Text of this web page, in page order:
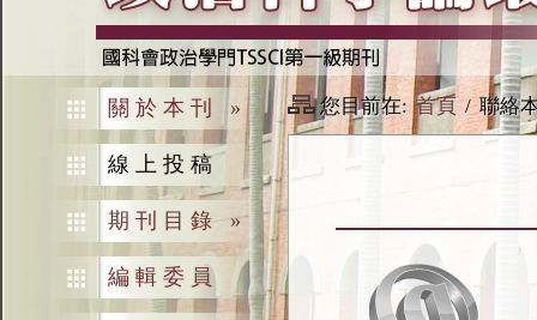
關於本刊 »
線上投稿
期刊目錄 »
編輯委員
您目前在: 首頁 / 聯絡